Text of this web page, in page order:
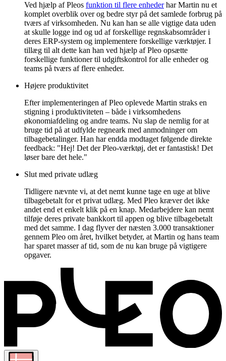
Ved hjælp af Pleos funktion til flere enhederhar Martin nu et
komplet overblik over og bedre styr på det samlede forbrug på
tværs af virksomheden. Nu kan han se alle vigtige data uden
at skulle logge ind og ud af forskellige regnskabsområder i
deres ERP-system og implementere forskellige værktøjer. I
tillæg til alt dette kan han ved hjælp af Pleo opsætte
forskellige funktioner til udgiftskontrol for alle enheder og
teams på tværs af flere enheder.
Højere produktivitet
Efter implementeringen af Pleo oplevede Martin straks en
stigning i produktiviteten – både i virksomhedens
økonomiafdeling og andre teams. Nu slap de nemlig for at
bruge tid på at udfylde regneark med anmodninger om
tilbagebetalinger. Han har endda modtaget følgende direkte
feedback: "Hej! Det der Pleo-værktøj, det er fantastisk! Det
løser bare det hele."
Slut med private udlæg
Tidligere nævnte vi, at det nemt kunne tage en uge at blive
tilbagebetalt for et privat udlæg. Med Pleo kræver det ikke
andet end et enkelt klik på en knap. Medarbejdere kan nemt
tilføje deres private bankkort til appen og blive tilbagebetalt
med det samme. I dag flyver der næsten 3.000 transaktioner
gennem Pleo om året, hvilket betyder, at Martin og hans team
har sparet masser af tid, som de nu kan bruge på vigtigere
opgaver.